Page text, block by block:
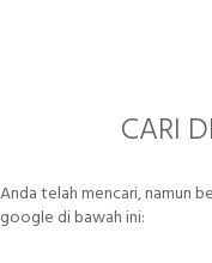
CARI
Anda telah mencari, namun
google di bawah ini: